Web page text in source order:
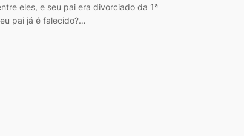
eles, e seu pai era divorciado da 1ª
pai já é falecido?…